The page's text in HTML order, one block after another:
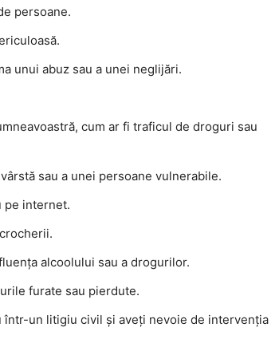
persoane.
unui abuz sau a unei neglijări.
cum ar fi traficul de droguri sau
sau a unei persoane vulnerabile.
pe internet.
alcoolului sau a drogurilor.
furate sau pierdute.
un litigiu civil și aveți nevoie de intervenția